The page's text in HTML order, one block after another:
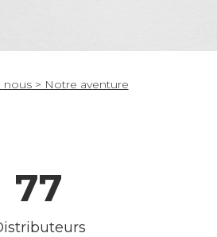
nous> Notre aventure
77